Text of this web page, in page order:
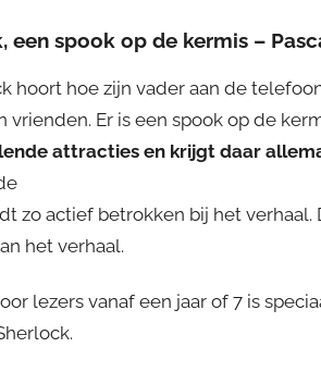
een spook op de kermis –
hoort hoe zijn vader aan de
vrienden. Er is een spook op de
attracties en krijgt daar
zo actief betrokken bij het
het verhaal.
lezers vanaf een jaar of 7 is